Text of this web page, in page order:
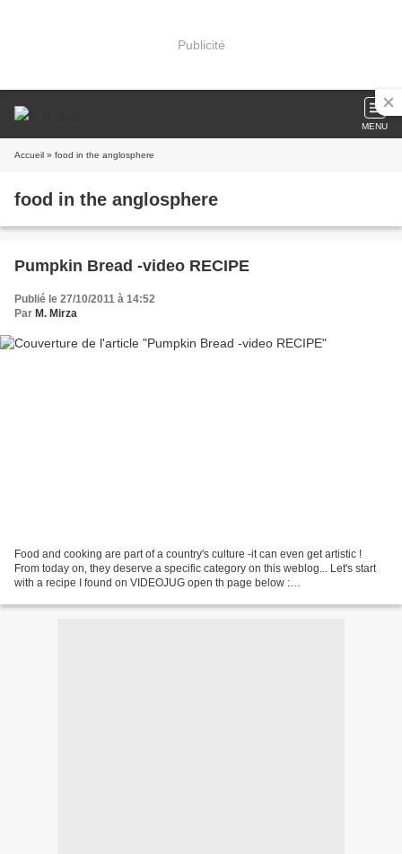
Publicité
MENU
Accueil » food in the anglosphere
food in the anglosphere
Pumpkin Bread -video RECIPE
Publié le 27/10/2011 à 14:52
Par M. Mirza
Food and cooking are part of a country's culture -it can even get artistic !
From today on, they deserve a specific category on this weblog... Let's start
with a recipe I found on VIDEOJUG open th page below :